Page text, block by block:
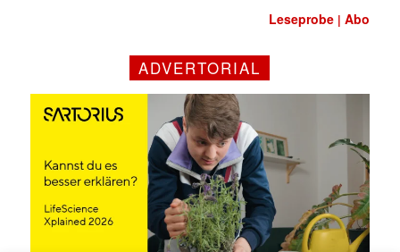
Mit dem |transkript-Newsletter
jede Woche aktuell informiert.
(erforderlich)
Leseprobe |Abo
ADVERTORIAL